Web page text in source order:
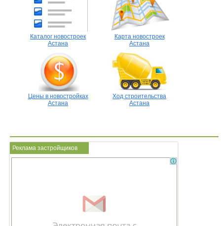
Каталог новостроек
Астана
Карта новостроек
Астана
Цены в новостройках
Астана
Ход строительства
Астана
Реклама застройщиков